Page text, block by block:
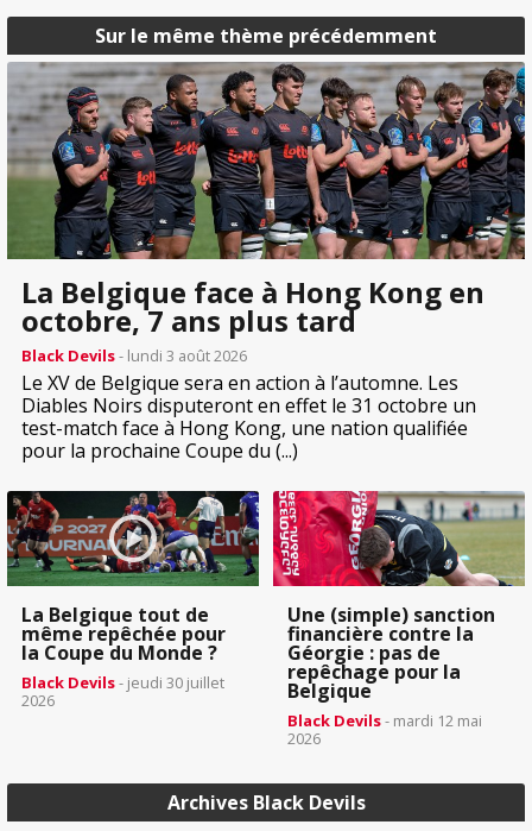
Sur le même thème précédemment
La Belgique face à Hong Kong en
octobre, 7 ans plus tard
Black Devils- lundi 3 août 2026
Le XV de Belgique sera en action à l’automne. Les
Diables Noirs disputeront en effet le 31 octobre un
test-match face à Hong Kong, une nation qualifiée
pour la prochaine Coupe du (...)
La Belgique tout de
même repêchée pour
la Coupe du Monde ?
Black Devils- jeudi 30 juillet
2026
Une (simple) sanction
financière contre la
Géorgie : pas de
repêchage pour la
Belgique
Black Devils- mardi 12 mai
2026
Archives Black Devils